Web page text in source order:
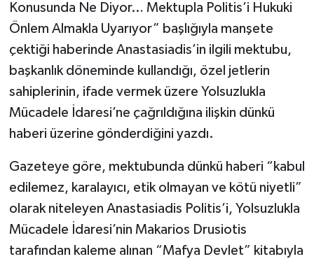
Konusunda Ne Diyor… Mektupla Politis’i Hukuki
Önlem Almakla Uyarıyor” başlığıyla manşete
çektiği haberinde Anastasiadis’in ilgili mektubu,
başkanlık döneminde kullandığı, özel jetlerin
sahiplerinin, ifade vermek üzere Yolsuzlukla
Mücadele İdaresi’ne çağrıldığına ilişkin dünkü
haberi üzerine gönderdiğini yazdı.
Gazeteye göre, mektubunda dünkü haberi “kabul
edilemez, karalayıcı, etik olmayan ve kötü niyetli”
olarak niteleyen Anastasiadis Politis’i, Yolsuzlukla
Mücadele İdaresi’nin Makarios Drusiotis
tarafından kaleme alınan “Mafya Devlet” kitabıyla